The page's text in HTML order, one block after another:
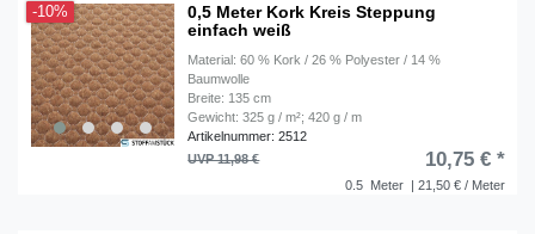
-10%
0,5 Meter Kork Kreis Steppung
einfach weiß
Material: 60 % Kork / 26 % Polyester / 14 %
Baumwolle
Breite: 135 cm
Gewicht: 325 g / m²; 420 g / m
Artikelnummer: 2512
0.5 Meter | 21,50 € / Meter
UVP 11,98 € 10,75 € *